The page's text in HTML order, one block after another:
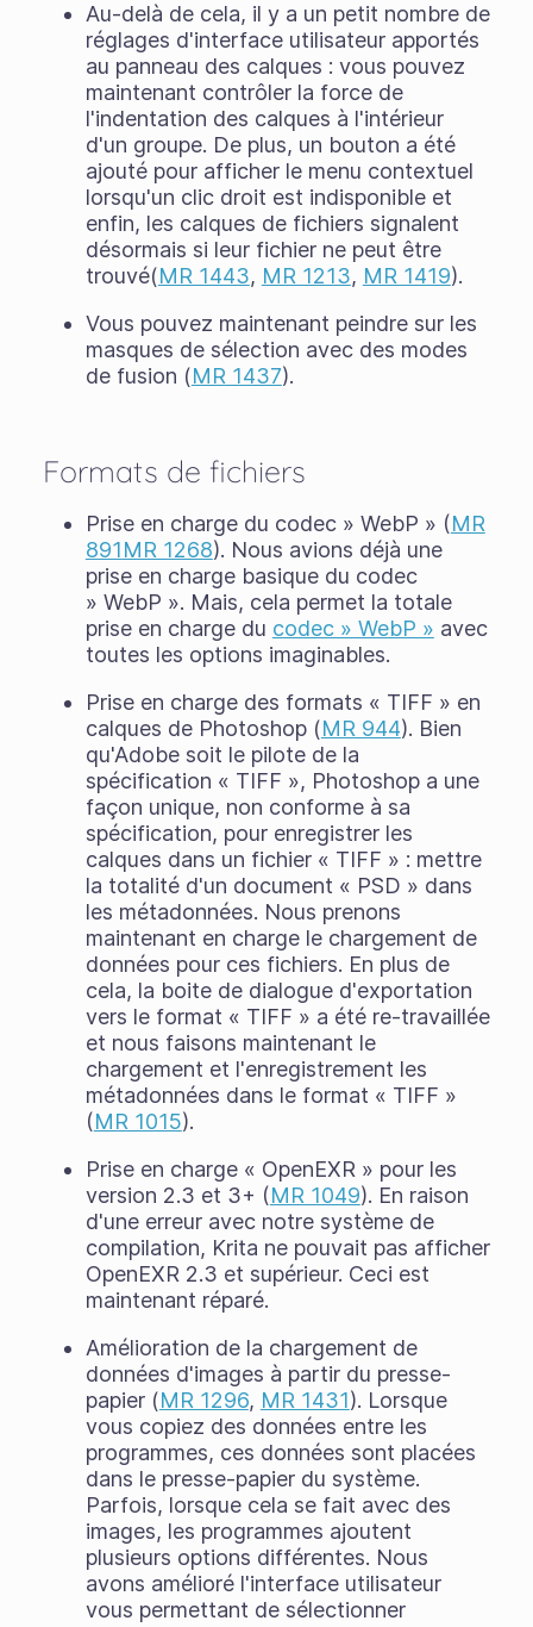
Au-delà de cela, il y a un petit nombre de
réglages d'interface utilisateur apportés
au panneau des calques : vous pouvez
maintenant contrôler la force de
l'indentation des calques à l'intérieur
d'un groupe. De plus, un bouton a été
ajouté pour afficher le menu contextuel
lorsqu'un clic droit est indisponible et
enfin, les calques de fichiers signalent
désormais si leur fichier ne peut être
trouvé(MR 1443, MR 1213, MR 1419).
Vous pouvez maintenant peindre sur les
masques de sélection avec des modes
de fusion (MR 1437).
Formats de fichiers
Prise en charge du codec » WebP » (MR
891MR 1268). Nous avions déjà une
prise en charge basique du codec
» WebP ». Mais, cela permet la totale
prise en charge du codec » WebP » avec
toutes les options imaginables.
Prise en charge des formats « TIFF » en
calques de Photoshop (MR 944). Bien
qu'Adobe soit le pilote de la
spécification « TIFF », Photoshop a une
façon unique, non conforme à sa
spécification, pour enregistrer les
calques dans un fichier « TIFF » : mettre
la totalité d'un document « PSD » dans
les métadonnées. Nous prenons
maintenant en charge le chargement de
données pour ces fichiers. En plus de
cela, la boite de dialogue d'exportation
vers le format « TIFF » a été re-travaillée
et nous faisons maintenant le
chargement et l'enregistrement les
métadonnées dans le format « TIFF »
(MR 1015).
Prise en charge « OpenEXR » pour les
version 2.3 et 3+ (MR 1049). En raison
d'une erreur avec notre système de
compilation, Krita ne pouvait pas afficher
OpenEXR 2.3 et supérieur. Ceci est
maintenant réparé.
Amélioration de la chargement de
données d'images à partir du presse-
papier (MR 1296, MR 1431). Lorsque
vous copiez des données entre les
programmes, ces données sont placées
dans le presse-papier du système.
Parfois, lorsque cela se fait avec des
images, les programmes ajoutent
plusieurs options différentes. Nous
avons amélioré l'interface utilisateur
vous permettant de sélectionner